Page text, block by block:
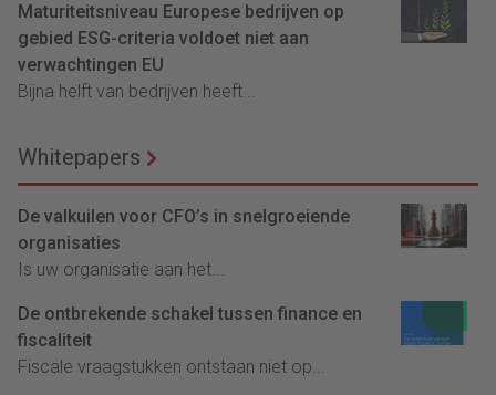
Maturiteitsniveau Europese bedrijven op
gebied ESG-criteria voldoet niet aan
verwachtingen EU
Bijna helft van bedrijven heeft...
Whitepapers
De valkuilen voor CFO’s in snelgroeiende
organisaties
Is uw organisatie aan het...
De ontbrekende schakel tussen finance en
fiscaliteit
Fiscale vraagstukken ontstaan niet op...